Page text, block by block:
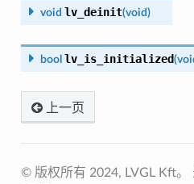
void lv_deinit(void)
bool lv_is_initialized(
上一页
© 版权所有 2024, LVGL Kft。